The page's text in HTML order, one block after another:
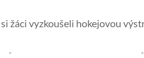
žáci vyzkoušeli hokejovou